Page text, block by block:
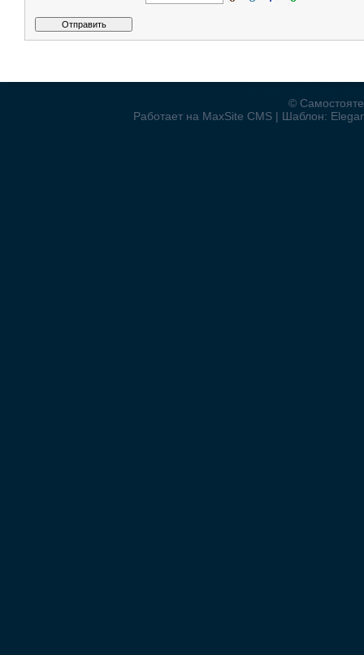
©
Работает на MaxSite CMS | Шаблон: